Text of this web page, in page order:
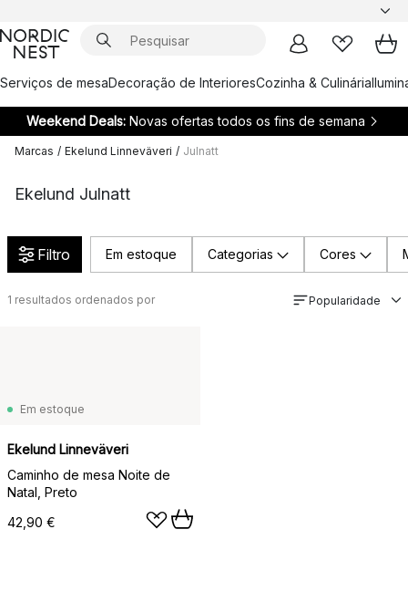
Serviços de mesaDecoração de InterioresCozinha & Culinária
Weekend Deals: Novas ofertas todos os fins de semana
Marcas / Ekelund Linneväveri / Julnatt
Ekelund Julnatt
Filtro Em estoque Categorias Cores
1 resultados ordenados por Popularidade
Em estoque
Ekelund Linneväveri
Caminho de mesa Noite de
Natal, Preto
42,90 €